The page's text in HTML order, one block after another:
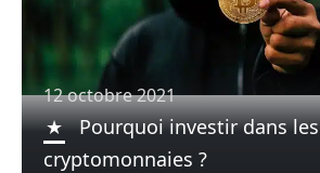
12 octobre 2021
Pourquoi investir dans les
cryptomonnaies ?